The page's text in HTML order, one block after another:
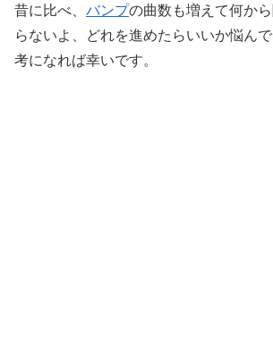
昔に比べ、 バンプの曲数も増えて何か
らないよ、どれを進めたらいいか悩ん
考になれば幸いです。